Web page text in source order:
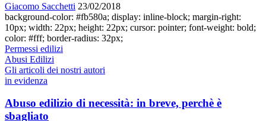
Giacomo Sacchetti 23/02/2018
background-color: #fb580a; display: inline-block; margin-right:
10px; width: 22px; height: 22px; cursor: pointer; font-weight: bold;
color: #fff; border-radius: 32px;
Permessi edilizi
Abusi Edilizi
Gli articoli dei nostri autori
in evidenza
Abuso edilizio di necessità: in breve, perchè è
sbagliato